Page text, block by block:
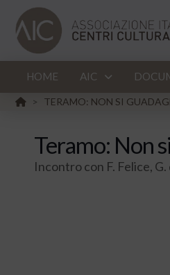
HOME AIC
HOME
> TERAMO: NON SI
Teramo: Non
Incontro con F. Felice,